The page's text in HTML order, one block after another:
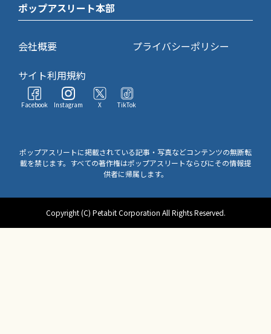
ポップアスリート本部
会社概要
プライバシーポリシー
サイト利用規約
Facebook Instagram X TikTok
ポップアスリートに掲載されている記事・写真などコンテンツの無断転
載を禁じます。すべての著作権はポップアスリートならびにその情報提
供者に帰属します。
Copyright (C) Petabit Corporation All Rights Reserved.